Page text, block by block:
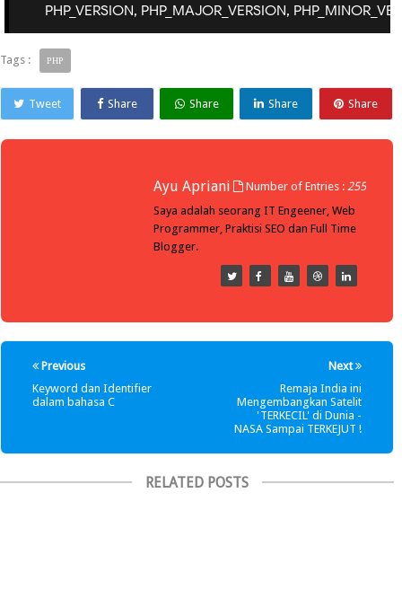
PHP_VERSION, PHP_MAJOR_VERSION,
Tags : PHP
Tweet Share Share Share Share
Ayu Apriani Number of Entries : 255
Saya adalah seorang IT Engeener, Web
Programmer, Praktisi SEO dan Full Time
Blogger.
Next
Remaja India ini
Mengembangkan Satelit
'TERKECIL' di Dunia -
NASA Sampai TERKEJUT !
Previous
Keyword dan Identifier
dalam bahasa C
RELATED POSTS